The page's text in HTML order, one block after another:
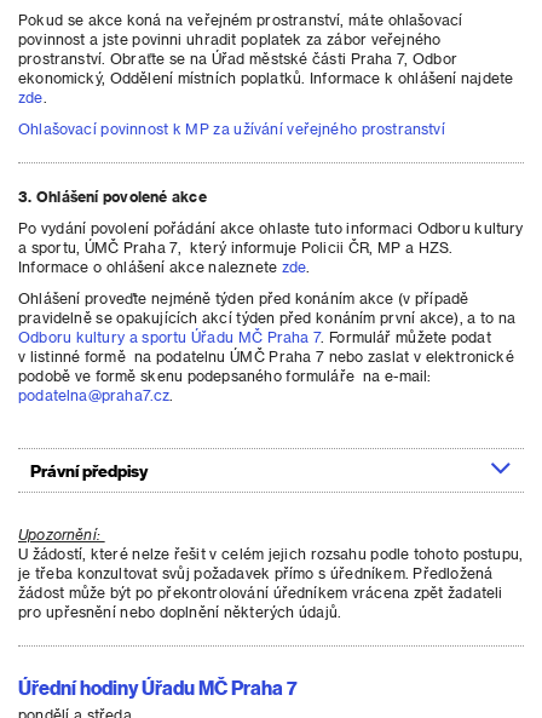
Pokud se akce koná na veřejném prostranství, máte ohlašovací
povinnost a jste povinni uhradit poplatek za zábor veřejného
prostranství. Obraťte se na Úřad městské části Praha 7, Odbor
ekonomický, Oddělení místních poplatků. Informace k ohlášení najdete
zde
Ohlašovací povinnost k MP za užívání veřejného prostranství
3. Ohlášení povolené akce
Po vydání povolení pořádání akce ohlaste tuto informaci Odboru kultury
a sportu, ÚMČ Praha 7, který informuje Policii ČR, MP a HZS.
Informace o ohlášení akce naleznete zde
Ohlášení proveďte nejméně týden před konáním akce (v případě
pravidelně se opakujících akcí týden před konáním první akce), a to na
Odboru kultury a sportu Úřadu MČ Praha 7. Formulář můžete podat
v listinné formě na podatelnu ÚMČ Praha 7 nebo zaslat v elektronické
podobě ve formě skenu podepsaného formuláře na e-mail:
podatelna@praha7.cz
Právní předpisy
Upozornění:
U žádostí, které nelze řešit v celém jejich rozsahu podle tohoto postupu,
je třeba konzultovat svůj požadavek přímo s úředníkem. Předložená
žádost může být po překontrolování úředníkem vrácena zpět žadateli
pro upřesnění nebo doplnění některých údajů.
Úřední hodiny Úřadu MČ Praha 7
pondělí a středa